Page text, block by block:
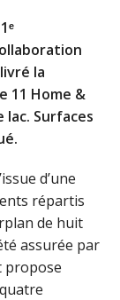
la
11 Home &
Surfaces
d’une
répartis
de huit
assurée par
propose